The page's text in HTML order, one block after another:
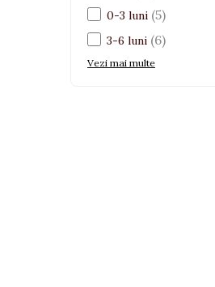
Saltelute si centre de activitati
Set Avioane si submarine
Seturi de doctor
0-3 luni (5)
3-6 luni (6)
Vezi mai multe